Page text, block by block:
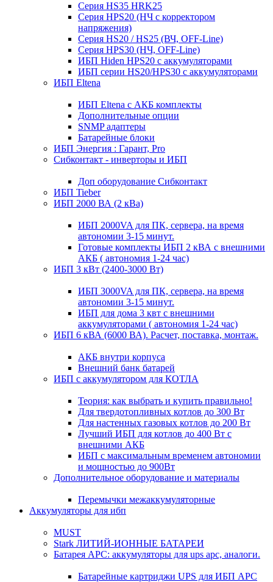
Серия HS35 HRK25
Серия HPS20 (НЧ с корректором
напряжения)
Серия HS20 / HS25 (ВЧ, OFF-Line)
Серия HPS30 (НЧ, OFF-Line)
ИБП Hiden HPS20 с аккумуляторами
ИБП серии HS20/HPS30 с аккумуляторами
ИБП Eltena
ИБП Eltena с АКБ комплекты
Дополнительные опции
SNMP адаптеры
Батарейные блоки
ИБП Энергия : Гарант, Pro
Сибконтакт - инверторы и ИБП
Доп оборудование Сибконтакт
ИБП Tieber
ИБП 2000 ВА (2 кВа)
ИБП 2000VA для ПК, сервера, на время
автономии 3-15 минут.
Готовые комплекты ИБП 2 кВА с внешними
АКБ ( автономия 1-24 час)
ИБП 3 кВт (2400-3000 Вт)
ИБП 3000VA для ПК, сервера, на время
автономии 3-15 минут.
ИБП для дома 3 квт с внешними
аккумуляторами ( автономия 1-24 час)
ИБП 6 кВА (6000 ВА). Расчет, поставка, монтаж.
АКБ внутри корпуса
Внешний банк батарей
ИБП с аккумулятором для КОТЛА
Теория: как выбрать и купить правильно!
Для твердотопливных котлов до 300 Вт
Для настенных газовых котлов до 200 Вт
Лучший ИБП для котлов до 400 Вт с
внешними АКБ
ИБП с максимальным временем автономии
и мощностью до 900Вт
Дополнительное оборудование и материалы
Перемычки межаккумуляторные
Аккумуляторы для ибп
MUST
Stark ЛИТИЙ-ИОННЫЕ БАТАРЕИ
Батарея APC: аккумуляторы для ups apc, аналоги.
Батарейные картриджи UPS для ИБП APC